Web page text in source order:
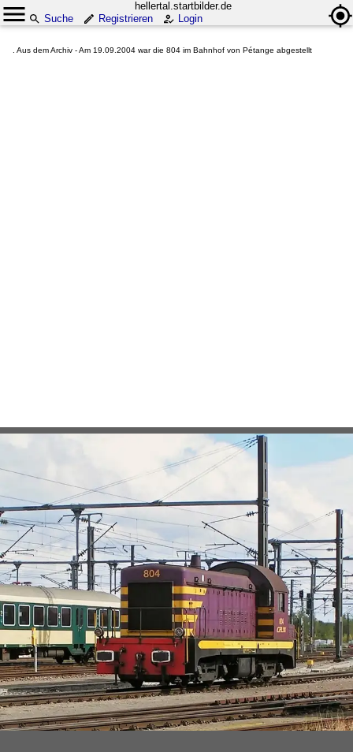
hellertal.startbilder.de
Suche
Registrieren Login
. Aus dem Archiv - Am 19.09.2004 war die 804 im Bahnhof von Pétange abgestellt